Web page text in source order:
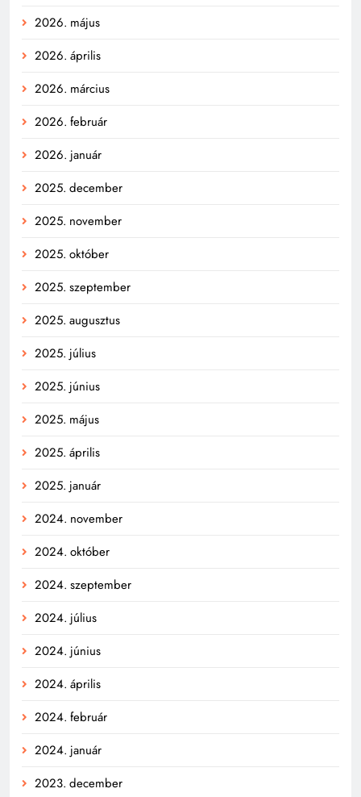
2026. május
2026. április
2026. március
2026. február
2026. január
2025. december
2025. november
2025. október
2025. szeptember
2025. augusztus
2025. július
2025. június
2025. május
2025. április
2025. január
2024. november
2024. október
2024. szeptember
2024. július
2024. június
2024. április
2024. február
2024. január
2023. december